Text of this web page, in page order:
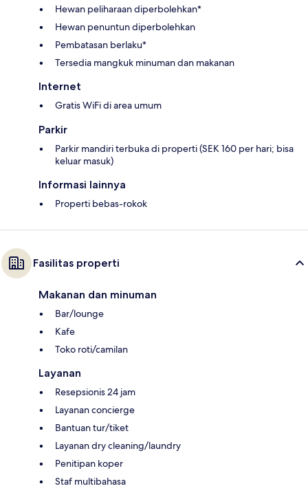
Hewan peliharaan diperbolehkan*
Hewan penuntun diperbolehkan
Pembatasan berlaku*
Tersedia mangkuk minuman dan makanan
Internet
Gratis WiFi di area umum
Parkir
Parkir mandiri terbuka di properti (SEK 160 per hari; bisa
keluar masuk)
Informasi lainnya
Properti bebas-rokok
Fasilitas properti
Makanan dan minuman
Bar/lounge
Kafe
Toko roti/camilan
Layanan
Resepsionis 24 jam
Layanan concierge
Bantuan tur/tiket
Layanan dry cleaning/laundry
Penitipan koper
Staf multibahasa